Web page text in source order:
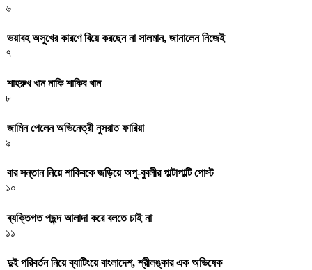
৬
ভয়াবহ অসুখের কারণে বিয়ে করছেন না সালমান, জানালেন নিজেই
৭
শাহরুখ খান নাকি শাকিব খান
৮
জামিন পেলেন অভিনেত্রী নুসরাত ফারিয়া
৯
বার সন্তান নিয়ে শাকিবকে জড়িয়ে অপু-বুবলীর পাল্টাপাল্টি পোস্ট
১০
ব্যক্তিগত পছন্দ আলাদা করে বলতে চাই না
১১
দুই পরিবর্তন নিয়ে ব্যাটিংয়ে বাংলাদেশ, শ্রীলঙ্কার এক অভিষেক